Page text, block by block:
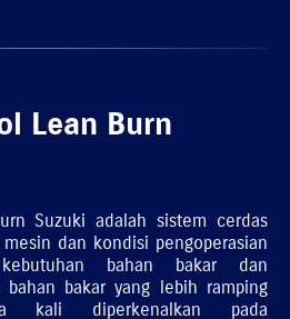
Lean Burn
Suzuki adalah sistem cerdas
dan kondisi pengoperasian
bahan bakar dan
bahan bakar yang lebih ramping
kali diperkenalkan pada